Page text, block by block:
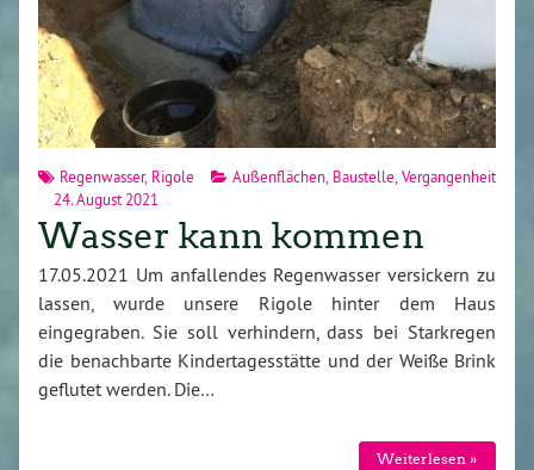
Regenwasser, Rigole Außenflächen, Baustelle,Vergangenheit
24. August 2021
Wasser kann kommen
17.05.2021 Um anfallendes Regenwasser versickern zu
lassen, wurde unsere Rigole hinter dem Haus
eingegraben. Sie soll verhindern, dass bei Starkregen
die benachbarte Kindertagesstätte und der Weiße Brink
geflutet werden. Die…
Weiterlesen »